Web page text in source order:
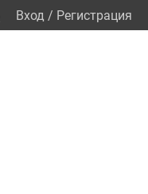
Вход / Регистрация